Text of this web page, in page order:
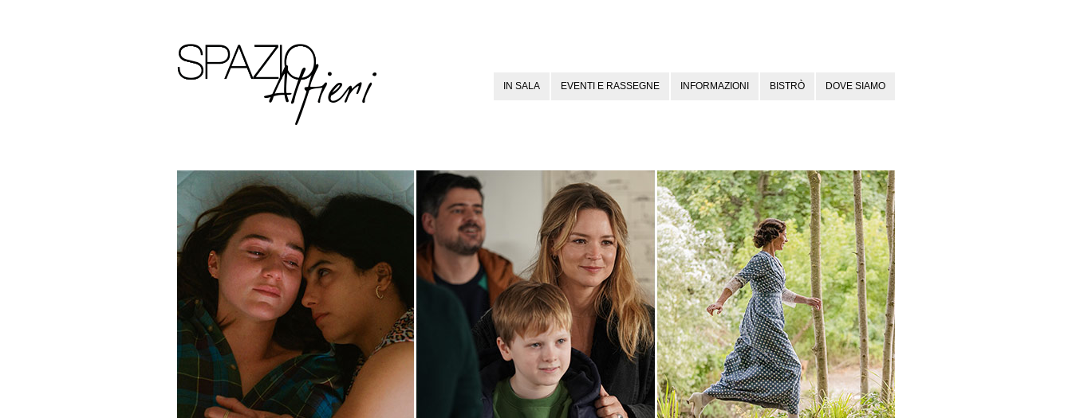
IN SALA EVENTI E RASSEGNE INFORMAZIONI BISTRÒ DOVE SIAMO